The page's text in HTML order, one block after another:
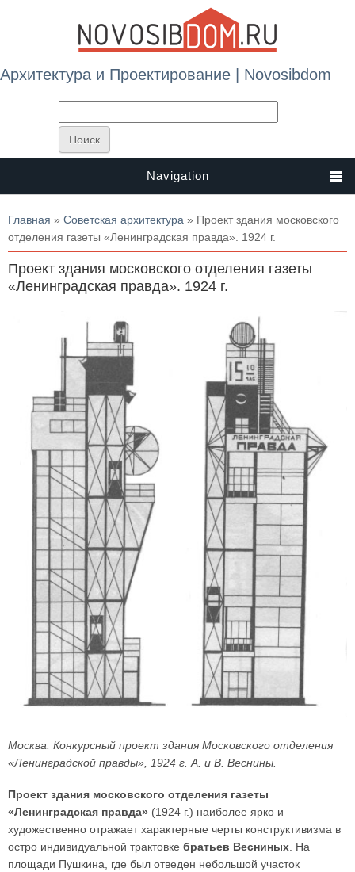
Архитектура и Проектирование | Novosibdom
Navigation
Вы здесь
Главная » Советская архитектура » Проект здания московского
отделения газеты «Ленинградская правда». 1924 г.
Проект здания московского отделения газеты
«Ленинградская правда». 1924 г.
Москва. Конкурсный проект здания Московского отделения
«Ленинградской правды», 1924 г. А. и В. Веснины.
Проект здания московского отделения газеты
«Ленинградская правда» (1924 г.) наиболее ярко и
художественно отражает характерные черты конструктивизма в
остро индивидуальной трактовке братьев Весниных . На
площади Пушкина, где был отведен небольшой участок